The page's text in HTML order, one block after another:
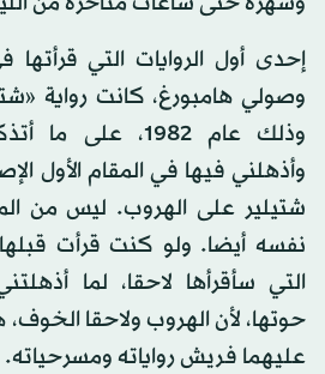
إحدى أول الروايات التي قرأتها
وصولي هامبورغ، كانت رواية
وذلك عام 1982،
وأذهلني فيها في المقام الأول
شتيلير على الهروب. ليس من
نفسه أيضا. ولو كنت قرأت قبلها
التي سأقرأها لاحقا، لما
حوتها، لأن الهروب ولاحقا الخوف،
عليهما فريش رواياته ومسرحياته.